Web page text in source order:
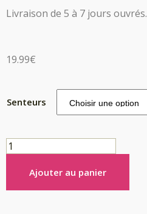
Livraison de 5 à 7 jours ouvrés.
19.99€
Senteurs
Ajouter au panier